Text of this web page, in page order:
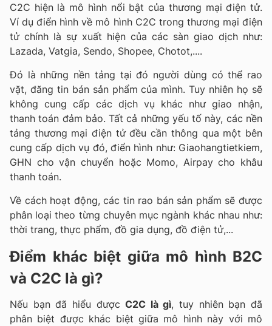
C2C hiện là mô hình nổi bật của thương mại điện tử.
Ví dụ điển hình về mô hình C2C trong thương mại điện
tử chính là sự xuất hiện của các sàn giao dịch như:
Lazada, Vatgia, Sendo, Shopee, Chotot,....
Đó là những nền tảng tại đó người dùng có thể rao
vặt, đăng tin bán sản phẩm của mình. Tuy nhiên họ sẽ
không cung cấp các dịch vụ khác như giao nhận,
thanh toán đảm bảo. Tất cả những yếu tố này, các nền
tảng thương mại điện tử đều cần thông qua một bên
cung cấp dịch vụ đó, điển hình như: Giaohangtietkiem,
GHN cho vận chuyển hoặc Momo, Airpay cho khâu
thanh toán.
Về cách hoạt động, các tin rao bán sản phẩm sẽ được
phân loại theo từng chuyên mục ngành khác nhau như:
thời trang, thực phẩm, đồ gia dụng, đồ điện tử,...
Điểm khác biệt giữa mô hình B2C
và C2C là gì?
Nếu bạn đã hiểu đượcC2C là gì, tuy nhiên bạn đã
phân biệt được khác biệt giữa mô hình này với mô